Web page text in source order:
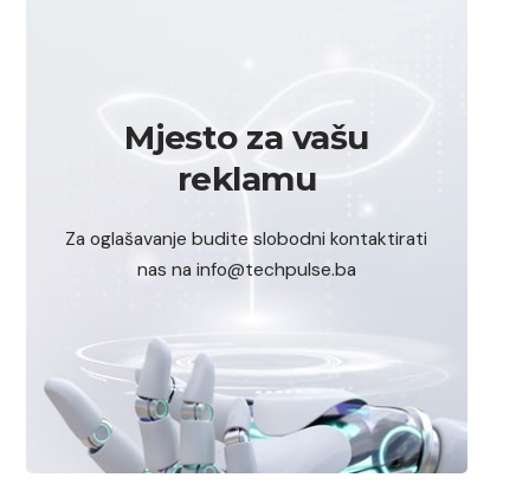
Mjesto za vašu
reklamu
Za oglašavanje budite slobodni kontaktirati
nas na info@techpulse.ba